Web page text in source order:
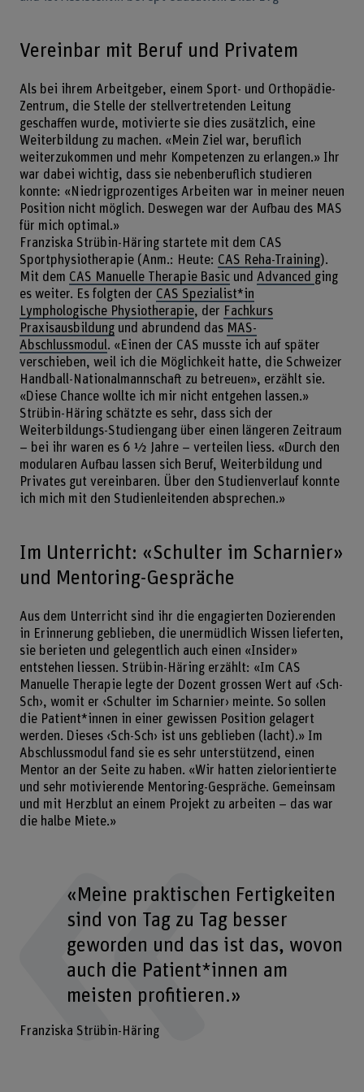
Vereinbar mit Beruf und Privatem
Als bei ihrem Arbeitgeber, einem Sport- und Orthopädie-
Zentrum, die Stelle der stellvertretenden Leitung
geschaffen wurde, motivierte sie dies zusätzlich, eine
Weiterbildung zu machen. «Mein Ziel war, beruflich
weiterzukommen und mehr Kompetenzen zu erlangen.» Ihr
war dabei wichtig, dass sie nebenberuflich studieren
konnte: «Niedrigprozentiges Arbeiten war in meiner neuen
Position nicht möglich. Deswegen war der Aufbau des MAS
für mich optimal.»
Franziska Strübin-Häring startete mit dem CAS
Sportphysiotherapie (Anm.: Heute: CAS Reha-Training).
Mit dem CAS Manuelle Therapie Basicund Advanced ging
es weiter. Es folgten der CAS Spezialist*in
Lymphologische Physiotherapie, der Fachkurs
Praxisausbildungund abrundend das MAS-
Abschlussmodul . «Einen der CAS musste ich auf später
verschieben, weil ich die Möglichkeit hatte, die Schweizer
Handball-Nationalmannschaft zu betreuen», erzählt sie.
«Diese Chance wollte ich mir nicht entgehen lassen.»
Strübin-Häring schätzte es sehr, dass sich der
Weiterbildungs-Studiengang über einen längeren Zeitraum
– ­bei ihr waren es 6 ½ Jahre – verteilen liess. «Durch den
modularen Aufbau lassen sich Beruf, Weiterbildung und
Privates gut vereinbaren. Über den Studienverlauf konnte
ich mich mit den Studienleitenden absprechen.»
Im Unterricht: «Schulter im Scharnier»
und Mentoring-Gespräche
Aus dem Unterricht sind ihr die engagierten Dozierenden
in Erinnerung geblieben, die unermüdlich Wissen lieferten,
sie berieten und gelegentlich auch einen «Insider»
entstehen liessen. Strübin-Häring erzählt: «Im CAS
Manuelle Therapie legte der Dozent grossen Wert auf ‹Sch-
Sch›, womit er ‹Schulter im Scharnier› meinte. So sollen
die Patient*innen in einer gewissen Position gelagert
werden. Dieses ‹Sch-Sch› ist uns geblieben (lacht).» Im
Abschlussmodul fand sie es sehr unterstützend, einen
Mentor an der Seite zu haben. «Wir hatten zielorientierte
und sehr motivierende Mentoring-Gespräche. Gemeinsam
und mit Herzblut an einem Projekt zu arbeiten – das war
die halbe Miete.»
«Meine praktischen Fertigkeiten
sind von Tag zu Tag besser
geworden und das ist das, wovon
auch die Patient*innen am
meisten profitieren.»
Franziska Strübin-Häring